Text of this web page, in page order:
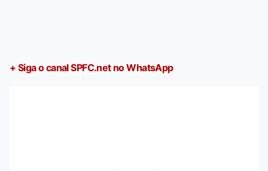
+ Siga o canal SPFC.net no WhatsApp